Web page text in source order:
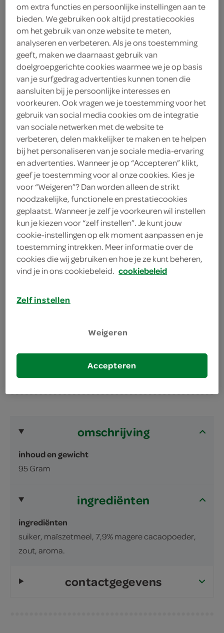
Dr. Oetker Kookpudding
Chocolade
Dr. Oetker
95 Gram
Let op: aanbiedingen zijn niet zichtbaar bij de
producten, maar worden wél automatisch
verwerkt in de winkelmand.
Maak makkelijk een heerlijk dessert
omschrijving
inhoud en gewicht
95 Gram
ingrediënten
ingrediënten
suiker, maïszetmeel, 7,9% magere cacaopoeder,
zout, aroma.
contactgegevens
om extra functies en persoonlijke instellingen aan te
bieden. We gebruiken ook altijd prestatiecookies
om het gebruik van onze website te meten,
analyseren en verbeteren. Als je ons toestemming
geeft, maken we daarnaast gebruik van
doelgroepgerichte cookies waarmee we je op basis
van je surfgedrag advertenties kunnen tonen die
aansluiten bij je persoonlijke interesses en
voorkeuren. Ook vragen we je toestemming voor het
gebruik van social media cookies om de integratie
van sociale netwerken met de website te
verbeteren, delen makkelijker te maken en te helpen
bij het personaliseren van je sociale media-ervaring
en advertenties. Wanneer je op “Accepteren” klikt,
geef je toestemming voor al onze cookies. Kies je
voor “Weigeren”? Dan worden alleen de strikt
noodzakelijke, functionele en prestatiecookies
geplaatst. Wanneer je zelf je voorkeuren wil instellen
kun je kiezen voor “zelf instellen”. Je kunt jouw
cookie-instellingen op elk moment aanpassen en je
toestemming intrekken. Meer informatie over de
cookies die wij gebruiken en hoe je ze kunt beheren,
vind je in ons cookiebeleid. cookiebeleid
Zelf instellen
Weigeren
Accepteren